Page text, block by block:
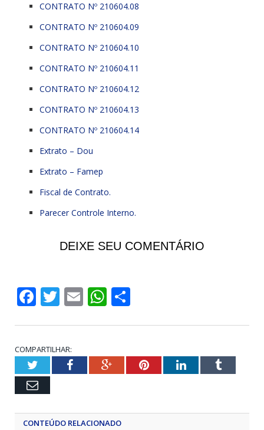
CONTRATO Nº 210604.08
CONTRATO Nº 210604.09
CONTRATO Nº 210604.10
CONTRATO Nº 210604.11
CONTRATO Nº 210604.12
CONTRATO Nº 210604.13
CONTRATO Nº 210604.14
Extrato – Dou
Extrato – Famep
Fiscal de Contrato.
Parecer Controle Interno.
DEIXE SEU COMENTÁRIO
Facebook
Twitter
EmailWhatsApp
COMPARTILHAR:
TwitterFacebookGoogle+PinterestLinkedInTumblr
Email
CONTEÚDO RELACIONADO